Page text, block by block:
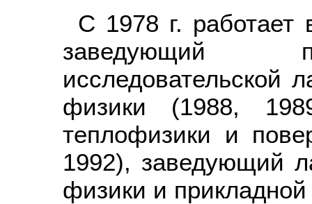
С 1978 г. работает
заведующий
исследовательской
физики (1988,
теплофизики и
1992), заведующий
физики и